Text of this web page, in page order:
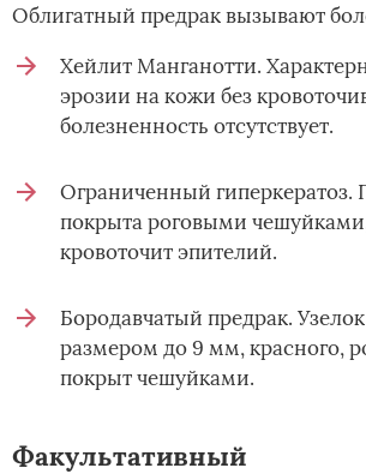
Облигатный предрак вызывают
Хейлит Манганотти.
эрозии на кожи без
болезненность отсутствует.
Ограниченный гиперкератоз.
покрыта роговыми
кровоточит эпителий.
Бородавчатый предрак.
размером до 9 мм, красного,
покрыт чешуйками.
Факультативный